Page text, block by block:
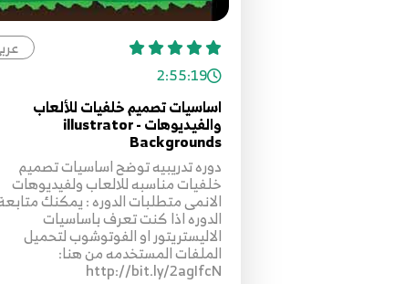
2:55:19
اساسيات تصميم خلفيات للألعاب
والفيديوهات - illustrator
Backgrounds
دوره تدريبيه توضح اساسيات تصميم
خلفيات مناسبه للالعاب ولفيديوهات
الانمى متطلبات الدوره : يمكنك
الدوره اذا كنت تعرف باساسيات
الاليستريتور او الفوتوشوب لتحميل
الملفات المستخدمه من هنا:
http://bit.ly/2agIfcN